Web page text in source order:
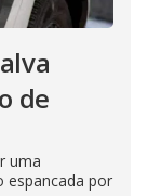
de
uma
espancada por